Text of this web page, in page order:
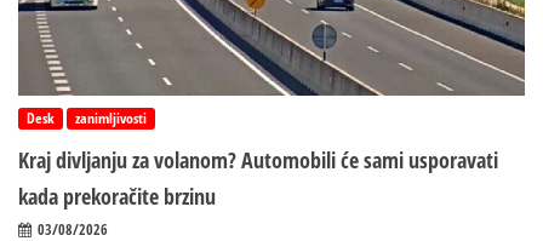
Desk zanimljivosti
Kraj divljanju za volanom? Automobili će sami usporavati
kada prekoračite brzinu
03/08/2026